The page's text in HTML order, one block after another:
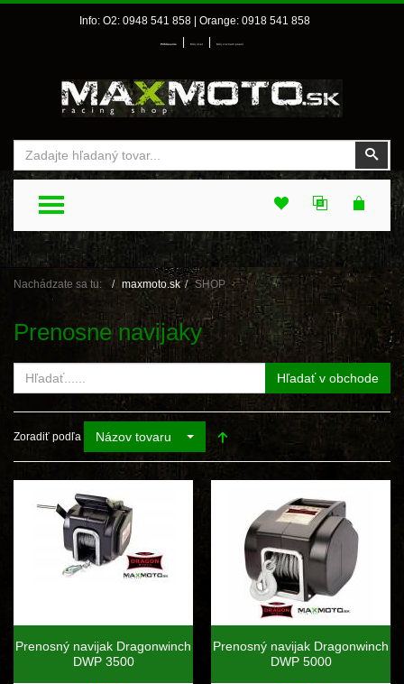
Info: O2: 0948 541 858 | Orange: 0918 541 858
Prihlásenie Môj účet Môj zoznam prianí
TOGGLE MENU
Nachádzate sa tu: maxmoto.sk SHOP
Prenosne navijaky
Hľadať v obchode
Zoradiť podľa Názov tovaru
Prenosný navijak Dragonwinch
DWP 3500
Prenosný navijak Dragonwinch
DWP 5000